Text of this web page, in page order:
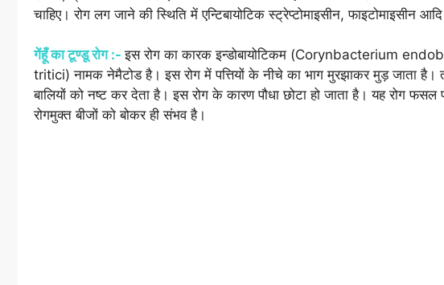
चाहिए। रोग लग जाने की स्थिति में एन्टिबायोटिक स्ट्रेप्टोमाइसीन, फाइटोमाइसीन
गेंहूँ का टूण्डू रोग :- इस रोग का कारक इन्डोबायोटिकम (Corynbacterium
tritici) नामक नेमैटोड है। इस रोग में पत्तियों के नीचे का भाग मुरझाकर मुड़ जाता है।
बालियों को नष्ट कर देता है। इस रोग के कारण पौधा छोटा हो जाता है। यह रोग फसल
रोगमुक्त बीजों को बोकर ही संभव है।